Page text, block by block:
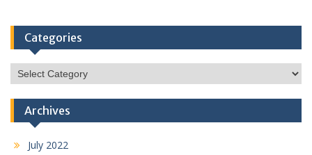
Categories
Categories
Archives
July 2022